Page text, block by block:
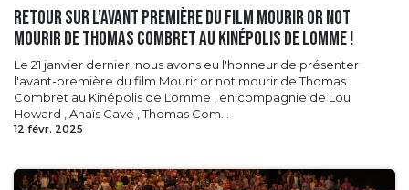
Retour sur l’avant première du film Mourir or not
mourir de Thomas Combret au Kinépolis de Lomme !
Le 21 janvier dernier, nous avons eu l'honneur de présenter
l'avant-première du film Mourir or not mourir de Thomas
Combret au Kinépolis de Lomme , en compagnie de Lou
Howard , Anaïs Cavé , Thomas Com...
12 févr. 2025